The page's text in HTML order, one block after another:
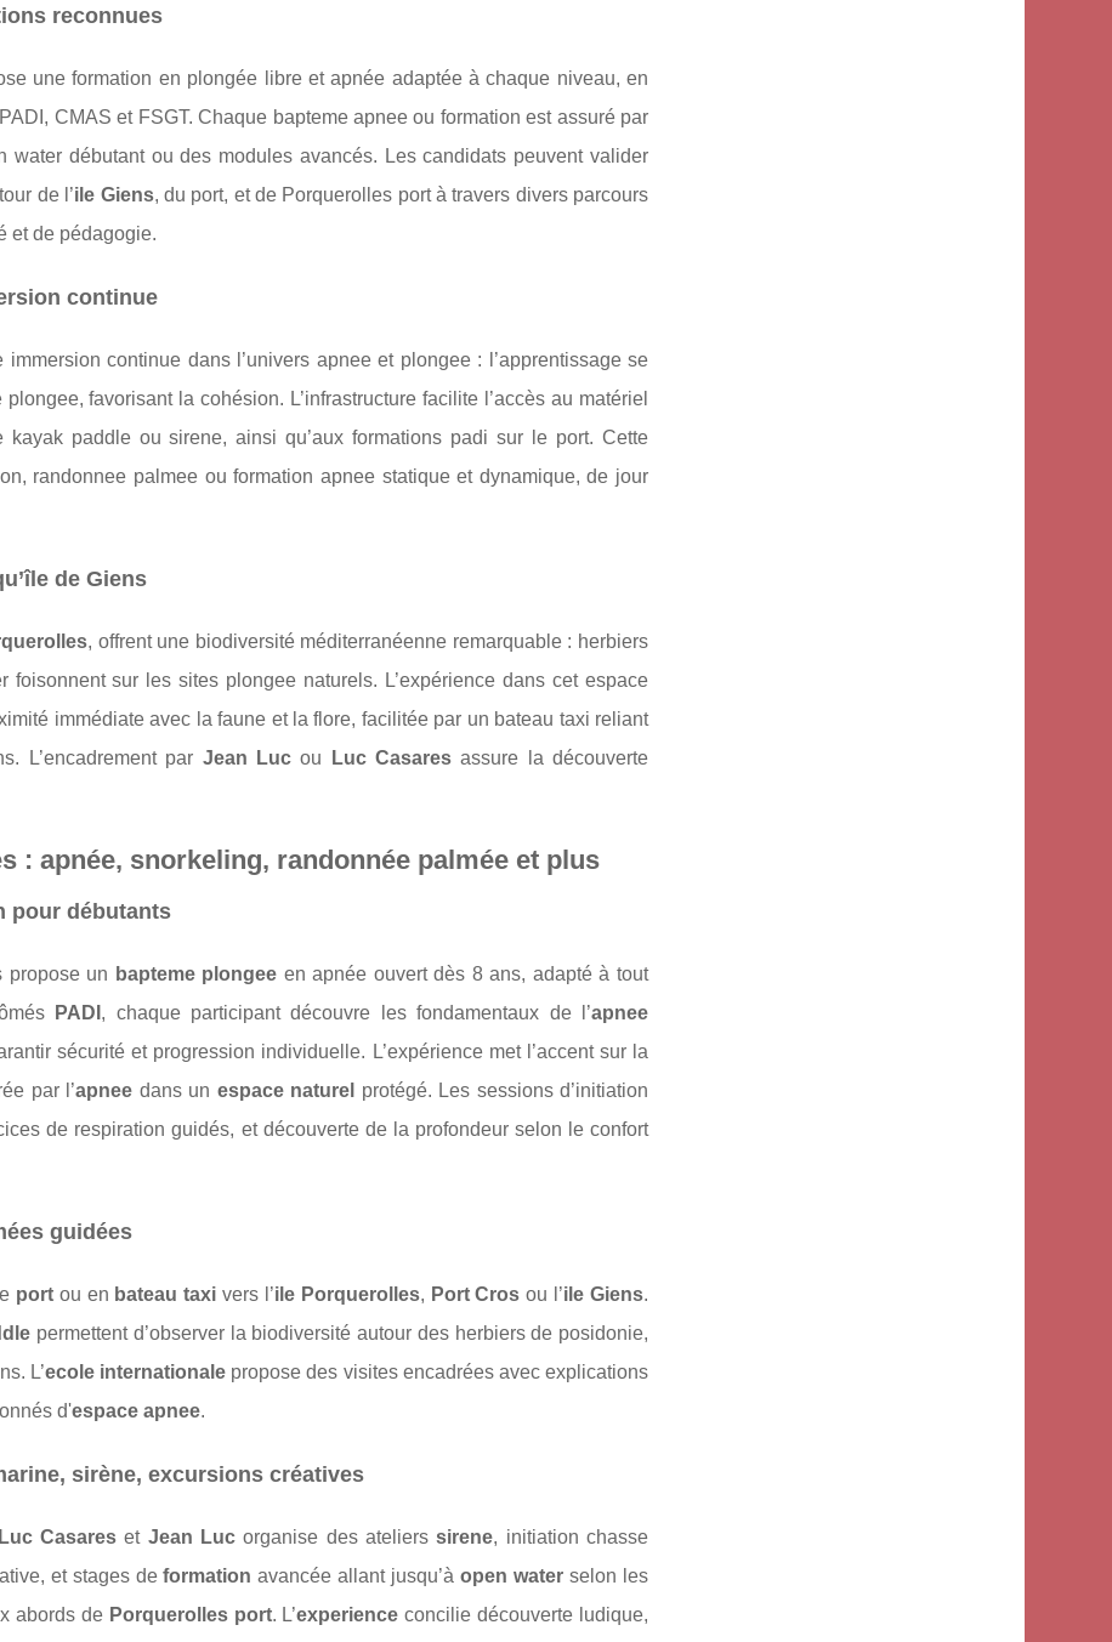
reconnues
une formation en plongée libre et apnée adaptée à chaque niveau, en
CMAS et FSGT. Chaque bapteme apnee ou formation est assuré par
water débutant ou des modules avancés. Les candidats peuvent valider
de l’ile Giens, du port, et de Porquerolles port à travers divers parcours
et de pédagogie.
continue
immersion continue dans l’univers apnee et plongee : l’apprentissage se
favorisant la cohésion. L’infrastructure facilite l’accès au matériel
paddle ou sirene, ainsi qu’aux formations padi sur le port. Cette
randonnee palmee ou formation apnee statique et dynamique, de jour
de Giens
, offrent une biodiversité méditerranéenne remarquable : herbiers
sur les sites plongee naturels. L’expérience dans cet espace
immédiate avec la faune et la flore, facilitée par un bateau taxi reliant
L’encadrement par Jean Lucou Luc Casaresassure la découverte
: apnée, snorkeling, randonnée palmée et plus
pour débutants
propose un bapteme plongee en apnée ouvert dès 8 ans, adapté à tout
PADI , chaque participant découvre les fondamentaux de l’apnee
sécurité et progression individuelle. L’expérience met l’accent sur la
par l’apnee dans un espace naturel
protégé. Les sessions d’initiation
de respiration guidés, et découverte de la profondeur selon le confort
guidées
portou en bateau taxi vers l’ile Porquerolles, Port Cros ou l’ile Giens.
permettent d’observer la biodiversité autour des herbiers de posidonie,
L’ecole internationale propose des visites encadrées avec explications
d'espace apnee.
sirène, excursions créatives
Luc Casares et Jean Luc organise des atelierssirene, initiation chasse
et stages deformation avancée allant jusqu’àopen water selon les
abords de Porquerolles port. L’experience concilie découverte ludique,